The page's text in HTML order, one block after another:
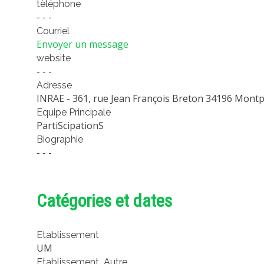
tèléphone
- - -
Courriel
Envoyer un message
website
- - -
Adresse
INRAE - 361, rue Jean François Breton 34196
Equipe Principale
PartiScipationS
Biographie
- - -
Catégories et dates
Etablissement
UM
Etablissement_Autre